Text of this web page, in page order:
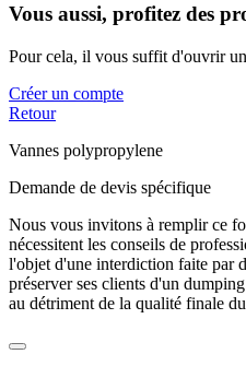
Vous aussi, profitez des
Pour cela, il vous suffit d'ouvrir
Créer un compte
Retour
Vannes polypropylene
Demande de devis spécifique
Nous vous invitons à remplir ce
nécessitent les conseils de
l'objet d'une interdiction faite par
préserver ses clients d'un
au détriment de la qualité finale